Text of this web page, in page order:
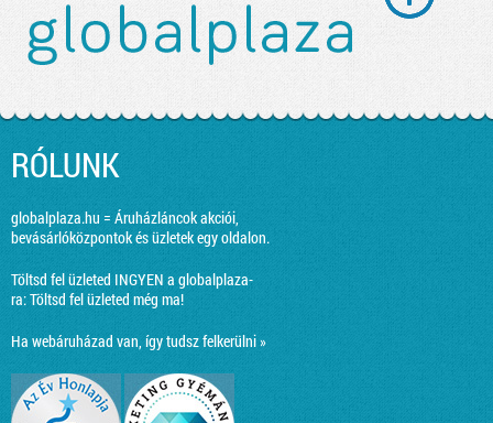
RÓLUNK
globalplaza.hu = Áruházláncok akciói,
bevásárlóközpontok és üzletek egy oldalon.
Töltsd fel üzleted INGYEN a globalplaza-
ra:Töltsd fel üzleted még ma!
Ha webáruházad van, így tudsz felkerülni »